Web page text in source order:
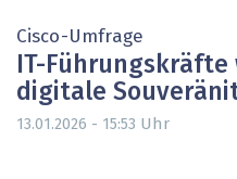
Cisco-Umfrage
IT-Führungskräfte
digitale
13.01.2026 - 15:53 Uhr